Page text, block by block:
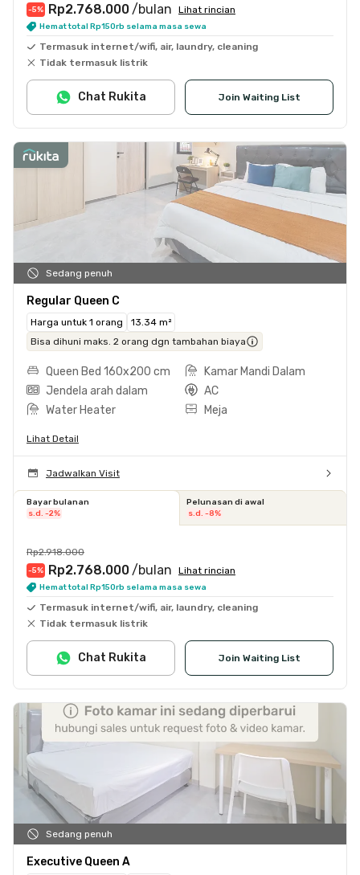
-5% Rp2.768.000 /bulan Lihat rincian
Hemat total Rp150rb selama masa sewa
Termasuk internet/wifi, air, laundry, cleaning
Tidak termasuk listrik
Join Waiting List
Chat Rukita
Sedang penuh
Regular Queen C
Harga untuk 1 orang
13.34 m²
Bisa dihuni maks. 2 orang dgn tambahan biaya
Queen Bed 160x200 cm
Kamar Mandi Dalam
Jendela arah dalam
AC
Water Heater
Meja
Lihat Detail
Jadwalkan Visit
Bayar bulanan
s.d. -2%
Pelunasan di awal
s.d. -8%
Rp2.918.000
-5% Rp2.768.000 /bulan Lihat rincian
Hemat total Rp150rb selama masa sewa
Termasuk internet/wifi, air, laundry, cleaning
Tidak termasuk listrik
Join Waiting List
Chat Rukita
Sedang penuh
Executive Queen A